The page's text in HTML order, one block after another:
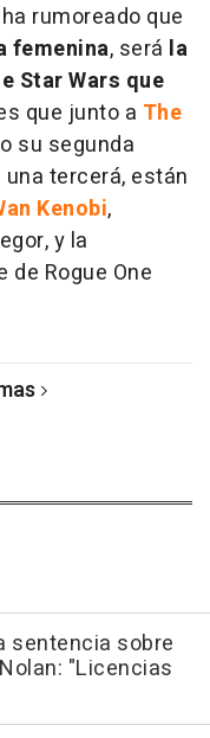
rumoreado que
femenina, será la
Star Wars que
que junto a The
su segunda
tercerá, están
Kenobi,
y la
de Rogue One
sentencia sobre
"Licencias